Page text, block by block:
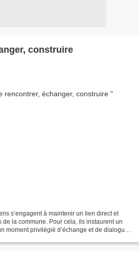
construire
s’engagent à maintenir un lien direct et
la commune. Pour cela, ils instaurent un
moment privilégié d’échange et de dialogue.